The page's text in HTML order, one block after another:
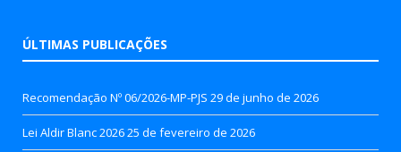
ÚLTIMAS PUBLICAÇÕES
Recomendação Nº 06/2026-MP-PJS 29 de junho de 2026
Lei Aldir Blanc 202625 de fevereiro de 2026